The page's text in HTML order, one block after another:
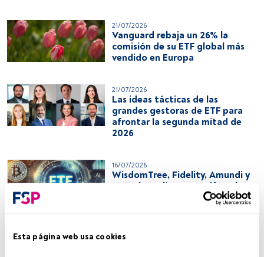
Esta página web usa cookies
21/07/2026
Vanguard rebaja un 26% la
comisión de su ETF global más
vendido en Europa
21/07/2026
Las ideas tácticas de las
grandes gestoras de ETF para
afrontar la segunda mitad de
2026
16/07/2026
WisdomTree, Fidelity, Amundi y
VanEck se alían con Self Bank
para impulsar el ETF entre el
15/07/2026